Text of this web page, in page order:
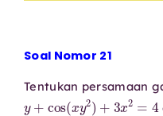
Soal Nomor 21
Tentukan persamaan
(x y2) x 2=